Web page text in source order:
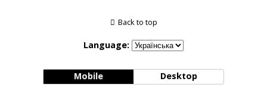
Back to top
Language:
Mobile Desktop